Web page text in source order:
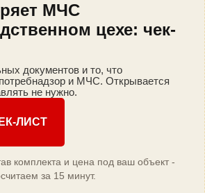
МЧС
цехе: чек-
документов и то, что
и МЧС. Открывается
не нужно.
ЛИСТ
комплекта и цена под ваш объект -
за 15 минут.